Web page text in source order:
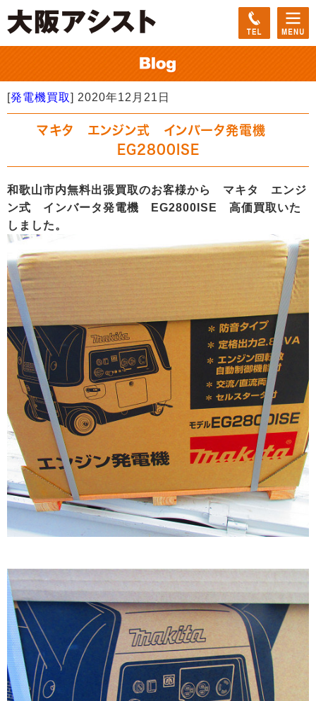
[発電機買取] 2020年12月21日
マキタ エンジン式 インバータ発電機
EG2800ISE
和歌山市内無料出張買取のお客様から マキタ エンジ
ン式 インバータ発電機 EG2800ISE 高価買取いた
しました。